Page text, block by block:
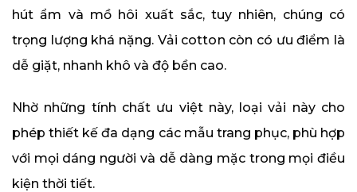
hút ẩm và mồ hôi xuất sắc, tuy nhiên, chúng có
trọng lượng khá nặng. Vải cotton còn có ưu điểm là
dễ giặt, nhanh khô và độ bền cao.
Nhờ những tính chất ưu việt này, loại vải này cho
phép thiết kế đa dạng các mẫu trang phục, phù hợp
với mọi dáng người và dễ dàng mặc trong mọi điều
kiện thời tiết.